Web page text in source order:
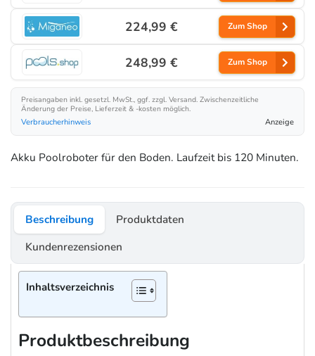
224,99 € Zum Shop
248,99 € Zum Shop
Preisangaben inkl. gesetzl. MwSt., ggf. zzgl. Versand. Zwischenzeitliche
Änderung der Preise, Lieferzeit & -kosten möglich.
Verbraucherhinweis
Anzeige
Akku Poolroboter für den Boden. Laufzeit bis 120 Minuten.
Beschreibung
Produktdaten
Kundenrezensionen
Inhaltsverzeichnis
Produktbeschreibung